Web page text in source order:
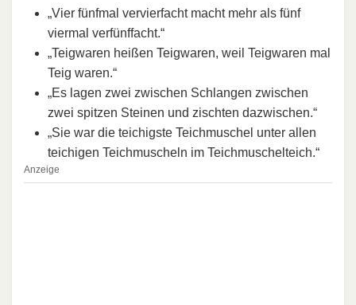
„Vier fünfmal vervierfacht macht mehr als fünf
viermal verfünffacht.“
„Teigwaren heißen Teigwaren, weil Teigwaren mal
Teig waren.“
„Es lagen zwei zwischen Schlangen zwischen
zwei spitzen Steinen und zischten dazwischen.“
„Sie war die teichigste Teichmuschel unter allen
teichigen Teichmuscheln im Teichmuschelteich.“
Anzeige